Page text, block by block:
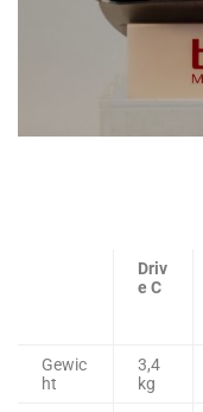
Driv
e C
Gewic
ht
3,4
kg